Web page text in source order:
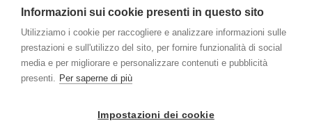
Informazioni sui cookie presenti in questo sito
Utilizziamo i cookie per raccogliere e analizzare informazioni sulle
prestazioni e sull'utilizzo del sito, per fornire funzionalità di social
media e per migliorare e personalizzare contenuti e pubblicità
presenti. Per saperne di più
Impostazioni dei cookie